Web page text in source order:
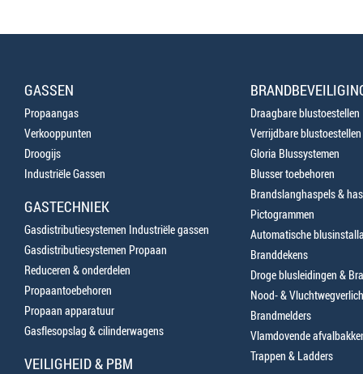
GASSEN
Propaangas
Verkooppunten
Droogijs
Industriële Gassen
GASTECHNIEK
Gasdistributiesystemen Industriële gassen
Gasdistributiesystemen Propaan
Reduceren & onderdelen
Propaantoebehoren
Propaan apparatuur
Gasflesopslag & cilinderwagens
VEILIGHEID & PBM
Draagbare blustoestellen
Verrijdbare blustoestellen
Gloria Blussystemen
Blusser toebehoren
Brandslanghaspels &
Pictogrammen
Automatische
Branddekens
Droge blusleidingen &
Nood- &
Brandmelders
Vlamdovende
Trappen & Ladders